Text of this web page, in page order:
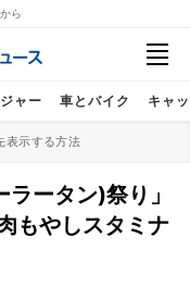
ら
ャー 車とバイク キャ
表示する方法
ラータン)祭り」
もやしスタミナ